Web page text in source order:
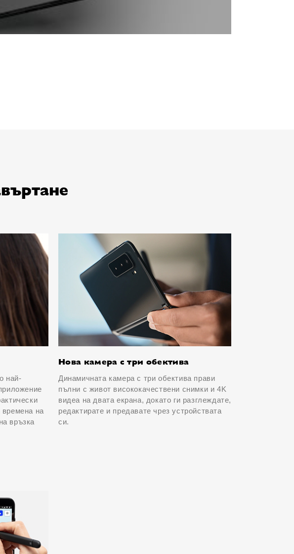
най-
времена на
връзка
Нова камера с три обектива
Динамичната камера с три обектива прави
пълни с живот висококачествени снимки и 4K
видеа на двата екрана, докато ги разглеждате,
редактирате и предавате чрез устройствата
си.